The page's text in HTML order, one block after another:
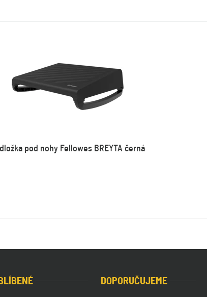
pod nohy Fellowes BREYTA černá
DOPORUČUJEME